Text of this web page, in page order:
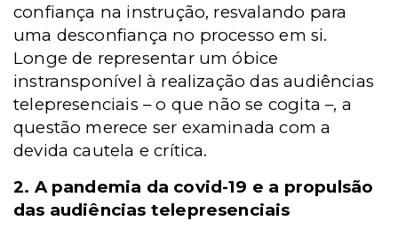
confiança na instrução, resvalando para
uma desconfiança no processo em si.
Longe de representar um óbice
instransponível à realização das audiências
telepresenciais – o que não se cogita –, a
questão merece ser examinada com a
devida cautela e crítica.
2. A pandemia da covid-19 e a propulsão
das audiências telepresenciais